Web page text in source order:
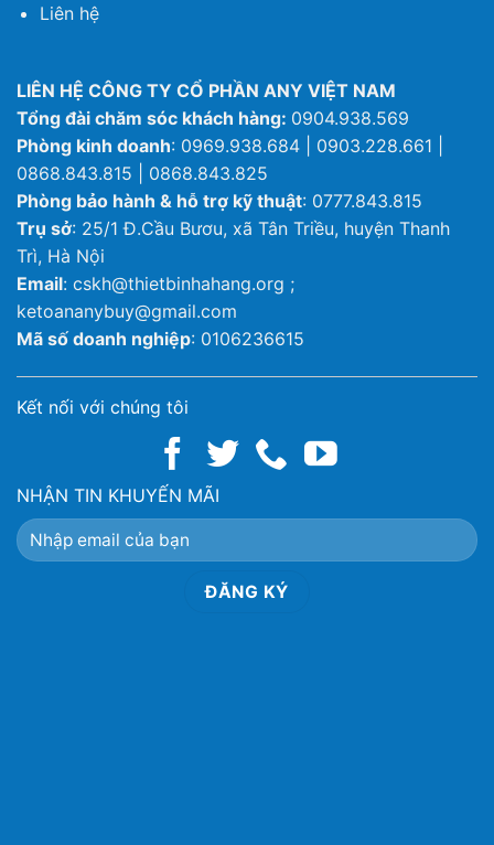
Liên hệ
LIÊN HỆ CÔNG TY CỔ PHẦN ANY VIỆT NAM
Tổng đài chăm sóc khách hàng: 0904.938.569
Phòng kinh doanh: 0969.938.684 | 0903.228.661 |
0868.843.815 | 0868.843.825
Phòng bảo hành & hỗ trợ kỹ thuật: 0777.843.815
Trụ sở: 25/1 Đ.Cầu Bươu, xã Tân Triều, huyện Thanh
Trì, Hà Nội
Email: cskh@thietbinhahang.org ;
ketoananybuy@gmail.com
Mã số doanh nghiệp: 0106236615
Kết nối với chúng tôi
NHẬN TIN KHUYẾN MÃI